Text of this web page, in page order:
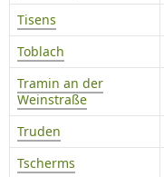
Tisens
Toblach
Tramin an der
Weinstraße
Truden
Tscherms